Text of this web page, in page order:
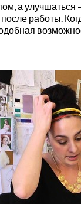
а
работы.